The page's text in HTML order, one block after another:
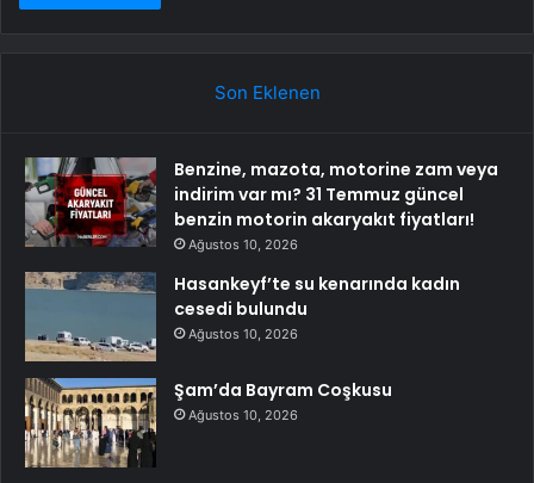
Son Eklenen
Benzine, mazota, motorine zam veya
indirim var mı? 31 Temmuz güncel
benzin motorin akaryakıt fiyatları!
Ağustos 10, 2026
Hasankeyf’te su kenarında kadın
cesedi bulundu
Ağustos 10, 2026
Şam’da Bayram Coşkusu
Ağustos 10, 2026